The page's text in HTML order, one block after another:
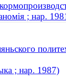
; нар.
; нар. 1987)